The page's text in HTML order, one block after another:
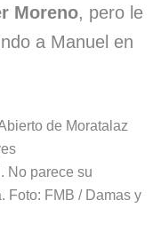
Moreno, pero le
a Manuel en
No parece su
Foto: FMB / Damas y